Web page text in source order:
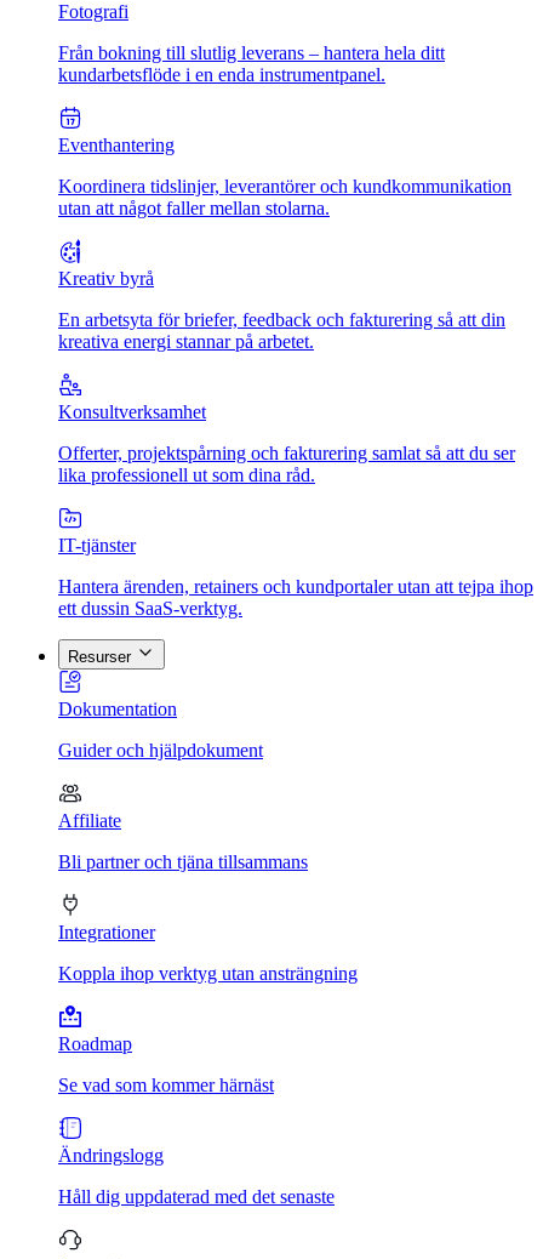
Fotografi
Från bokning till slutlig leverans – hantera hela ditt
kundarbetsflöde i en enda instrumentpanel.
Eventhantering
Koordinera tidslinjer, leverantörer och kundkommunikation
utan att något faller mellan stolarna.
Kreativ byrå
En arbetsyta för briefer, feedback och fakturering så att din
kreativa energi stannar på arbetet.
Konsultverksamhet
Offerter, projektspårning och fakturering samlat så att du ser
lika professionell ut som dina råd.
IT-tjänster
Hantera ärenden, retainers och kundportaler utan att tejpa ihop
ett dussin SaaS-verktyg.
Resurser
Dokumentation
Guider och hjälpdokument
Affiliate
Bli partner och tjäna tillsammans
Integrationer
Koppla ihop verktyg utan ansträngning
Roadmap
Se vad som kommer härnäst
Ändringslogg
Håll dig uppdaterad med det senaste